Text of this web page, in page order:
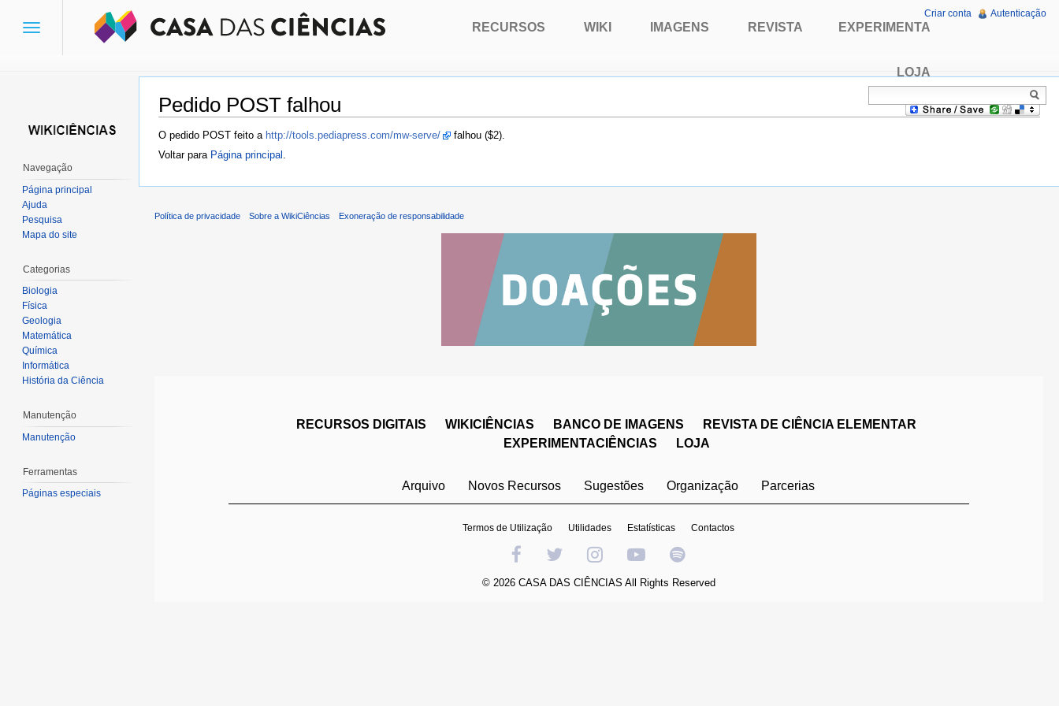
Pedido POST falhou
Ir para:navegação,pesquisa
O pedido POST feito a http://tools.pediapress.com/mw-serve/
falhou ($2).
Voltar para Página principal
Toggle
RECURSOS WIKI IMAGENS REVISTA EXPERIMENTA
LOJA
Criar conta Autenticação
Navegação
Página principal
Ajuda
Pesquisa
Mapa do site
Categorias
Biologia
Física
Geologia
Matemática
Química
Informática
História da Ciência
Manutenção
Manutenção
Ferramentas
Páginas especiais
Política de privacidade Sobre a WikiCiências Exoneração de responsabilidade
RECURSOS DIGITAIS WIKICIÊNCIAS BANCO DE IMAGENS
REVISTA DE CIÊNCIA ELEMENTAR
EXPERIMENTACIÊNCIAS
LOJA
Arquivo Novos Recursos Sugestões Organização Parcerias
Termos de Utilização Utilidades Estatísticas Contactos
© 2026 CASA DAS CIÊNCIAS All Rights Reserved